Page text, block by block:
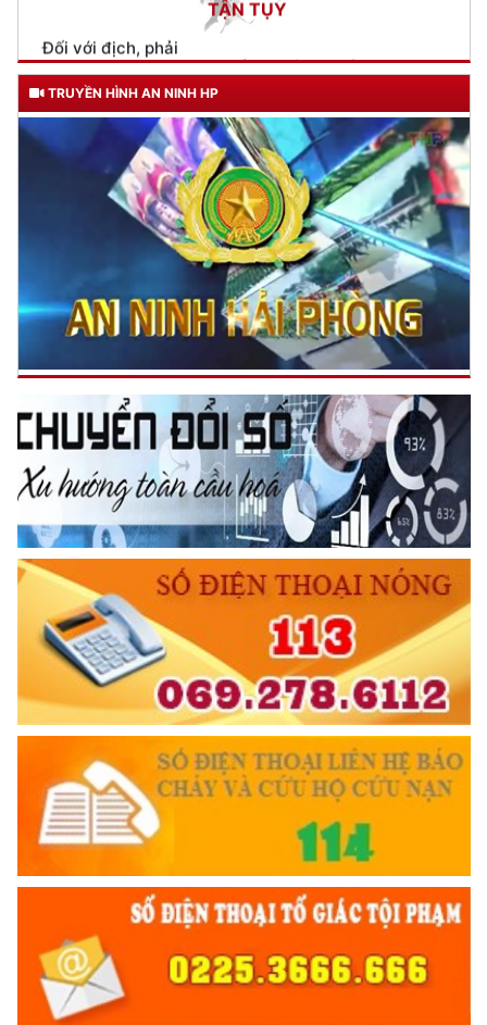
Trích thư Chủ tịch Hồ Chí Minh
gửi Công an Khu XII,
ngày 11 tháng 3 năm 1948.
TRUYỀN HÌNH AN NINH HP